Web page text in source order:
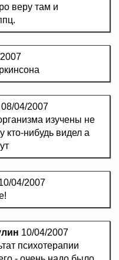
веру там и
08/04/2007
изучены не
кто-нибудь видел а
04/2007
10/04/2007
психотерапии